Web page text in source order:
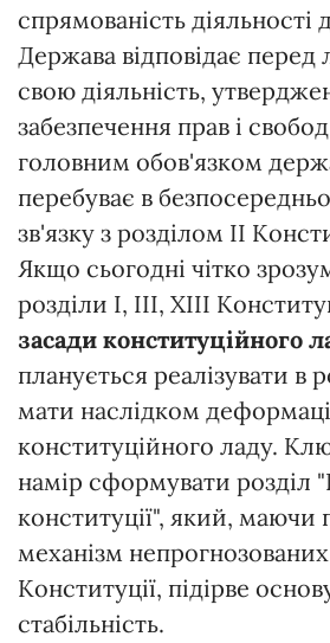
спрямованість діяльності
Держава відповідає
свою діяльність,
забезпечення прав і
головним обов'язком
перебуває в
зв'язку з розділом ІІ
Якщо сьогодні чітко
розділи І, ІІІ, ХІІІ
засади конституційного
планується реалізувати в
мати наслідком
конституційного ладу.
намір сформувати розділ
конституції", який, маючи
механізм непрогнозованих
Конституції, підірве
стабільність.